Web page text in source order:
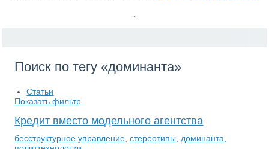
Поиск по тегу «доминанта»
Статьи
Показать фильтр
Кредит вместо модельного агентства
бесструктурное управление ,стереотипы доминанта